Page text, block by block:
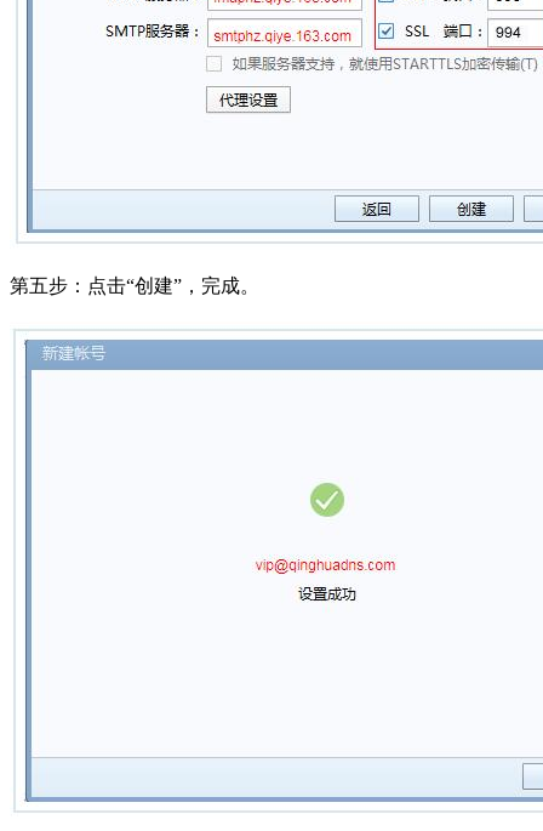
第五步：点击“创建”，完成。